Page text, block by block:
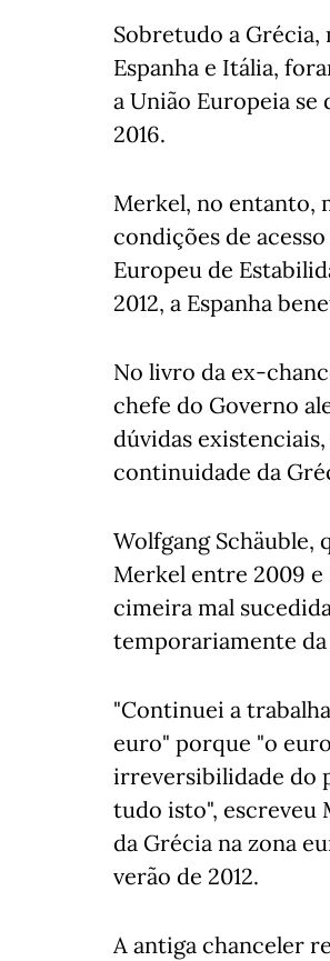
Sobretudo a Grécia,
Espanha e Itália,
a União Europeia
2016.
Merkel, no entanto,
condições de
Europeu de
2012, a Espanha
No livro da ex-
chefe do Governo
dúvidas
continuidade da
Wolfgang Schäuble,
Merkel entre 2009 e
cimeira mal
temporariamente
"Continuei a
euro" porque "o
irreversibilidade do
tudo isto", escreveu
da Grécia na zona
verão de 2012.
A antiga chanceler